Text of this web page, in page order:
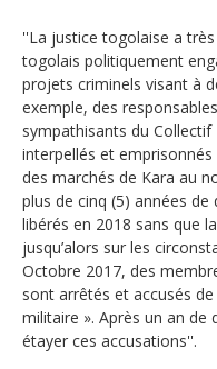
''La justice togolaise a
togolais politiquement
projets criminels visant à
exemple, des
sympathisants du
interpellés et emprisonnés
des marchés de Kara au
plus de cinq (5) années
libérés en 2018 sans que
jusqu’alors sur les
Octobre 2017, des
sont arrêtés et accusés
militaire ». Après un an de
étayer ces accusations''.